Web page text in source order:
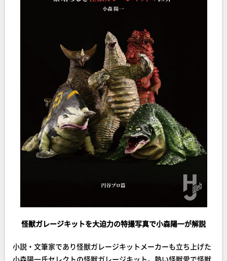
怪獣ガレージキットを大迫力の特撮写真で小森陽一が解説
小説・文筆家であり怪獣ガレージキットメーカーも立ち上げた
小森陽一氏セレクトの怪獣ガレージキット。熱い怪獣愛で怪獣